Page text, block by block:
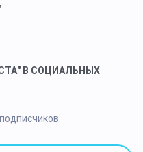
В СОЦИАЛЬНЫХ